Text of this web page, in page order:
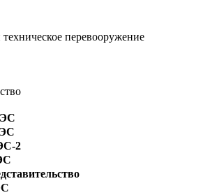
перевооружение
2